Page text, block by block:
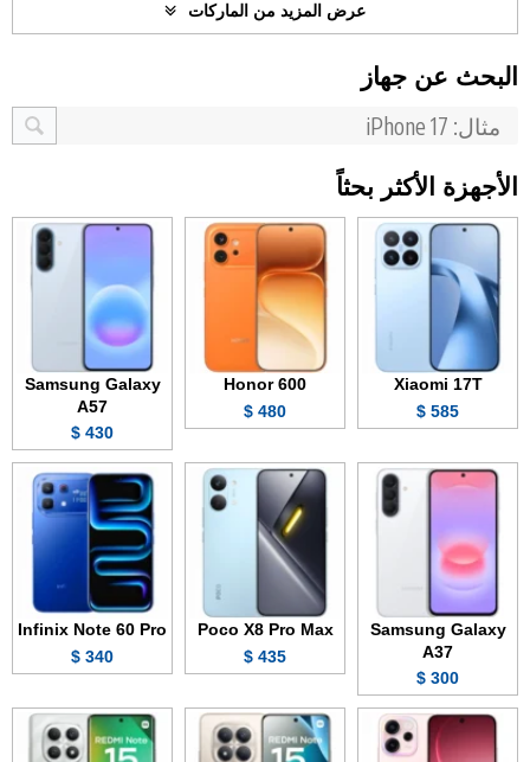
عرض المزيد من الماركات
البحث عن جهاز
الأجهزة الأكثر بحثاً
Xiaomi 17T
585 $
Honor 600
480 $
Samsung Galaxy
A57
430 $
Samsung Galaxy
A37
300 $
Poco X8 Pro Max
435 $
Infinix Note 60 Pro
340 $